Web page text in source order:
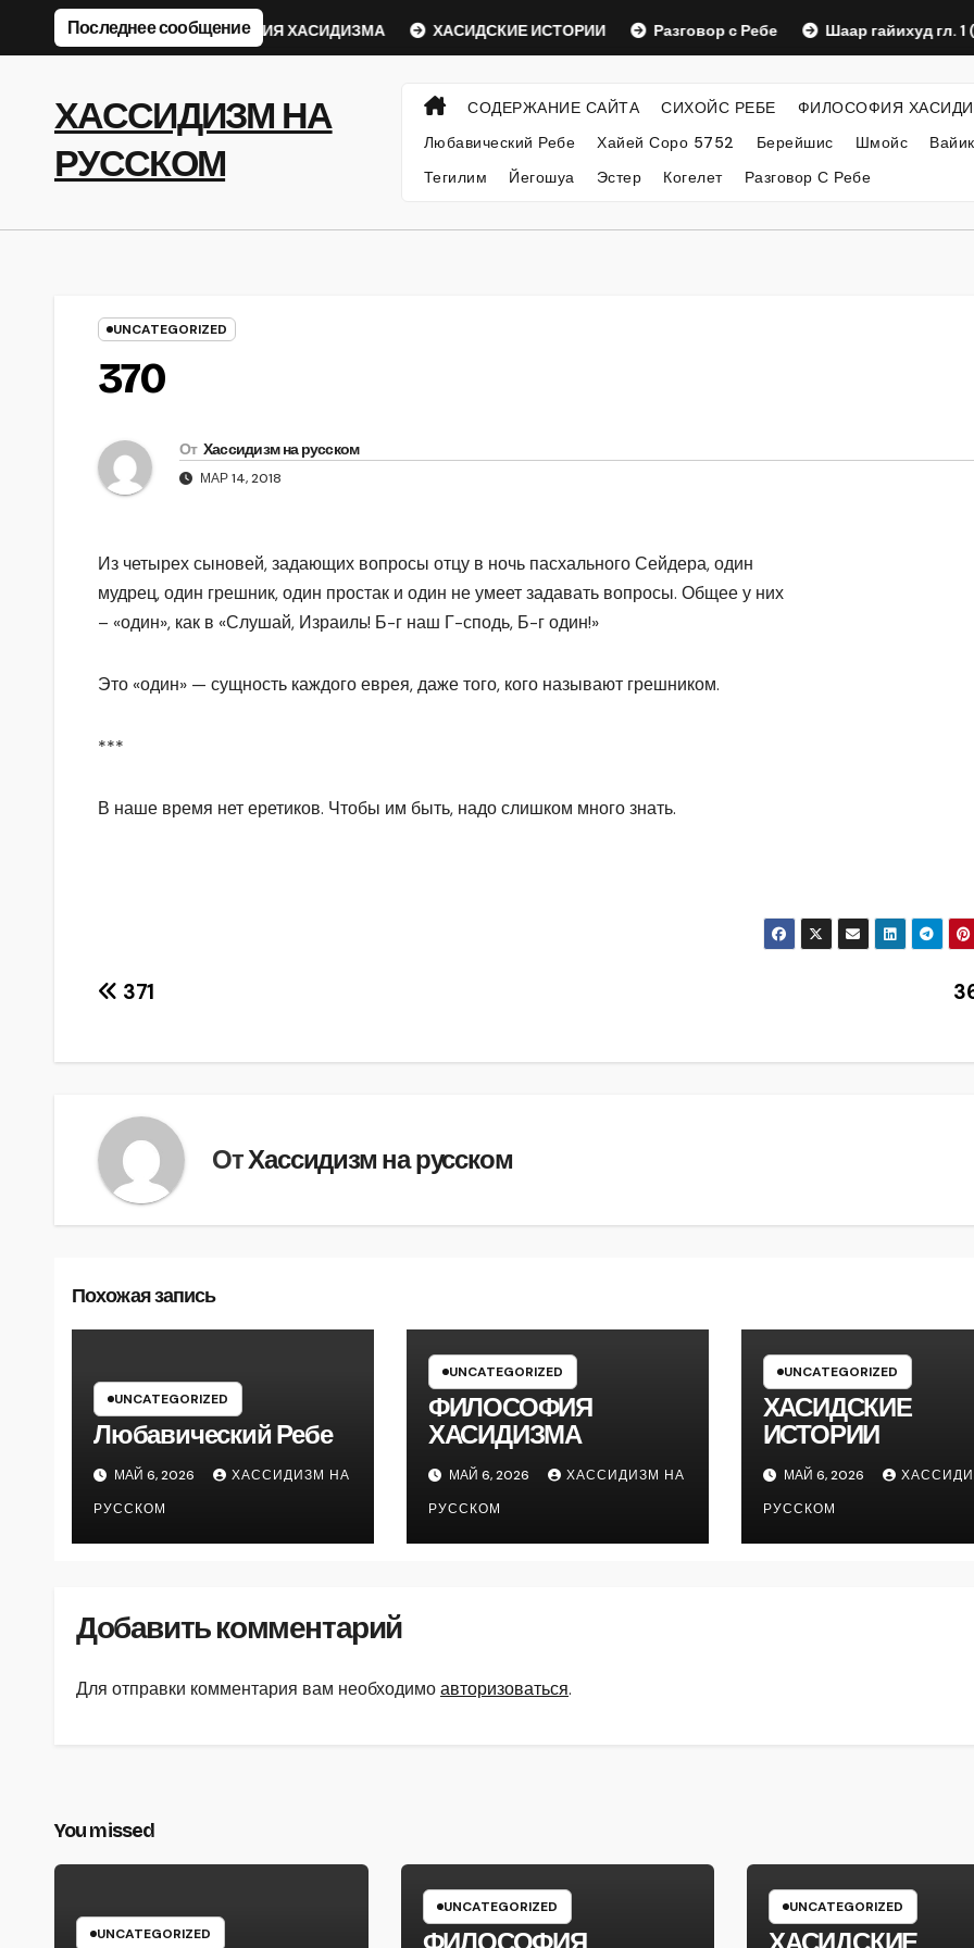
Перейти
Последнее сообщение
Ребе ФИЛОСОФИЯ ХАСИДИЗМА ХАСИДСКИЕ ИСТОРИИ Разговор с Ребе Шаар гайихуд гл. 1 (2)
ХАССИДИЗМ НА
РУССКОМ
СОДЕРЖАНИЕ САЙТА СИХОЙС РЕБЕ
ФИЛОСОФИЯ
Любавический Ребе
Хайей Соро 5752 Берейшис Шмойс
Тегилим
Йегошуа Эстер Когелет Разговор С Ребе
UNCATEGORIZED
370
От Хассидизм на русском
МАР 14, 2018
Из четырех сыновей, задающих вопросы отцу в ночь пасхального Сейдера, один
мудрец, один грешник, один простак и один не умеет задавать вопросы. Общее у них
– «один», как в «Слушай, Израиль! Б-г наш Г-сподь, Б-г один!»
Это «один» — сущность каждого еврея, даже того, кого называют грешником.
***
В наше время нет еретиков. Чтобы им быть, надо слишком много знать.
Навигация
371
ОтХассидизм на русском
Похожая запись
UNCATEGORIZED
Любавический Ребе
МАЙ 6, 2026
ХАССИДИЗМ НА
РУССКОМ
UNCATEGORIZED
ФИЛОСОФИЯ
ХАСИДИЗМА
МАЙ 6, 2026
ХАССИДИЗМ НА
РУССКОМ
UNCATEGORIZED
ХАСИДСКИЕ
ИСТОРИИ
МАЙ 6, 2026
РУССКОМ
Добавить комментарий
Для отправки комментария вам необходимоавторизоваться.
You missed
UNCATEGORIZED
UNCATEGORIZED UNCATEGORIZED